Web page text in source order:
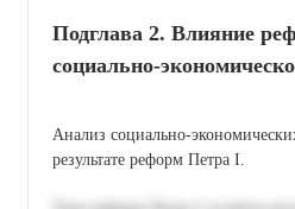
Подглава 2. Влияние
социально-
Анализ социально-
результате реформ Петра I.